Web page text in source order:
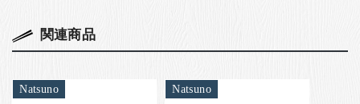
関連商品
Natsuno Natsuno